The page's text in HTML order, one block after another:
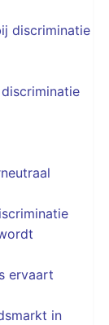
discriminatie
ervaart
in